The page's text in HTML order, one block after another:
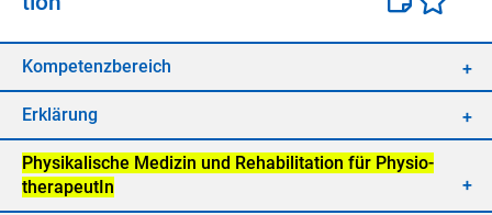
Kom­pe­tenz­be­reich
Er­klä­rung
Phy­si­ka­li­sche Me­di­zin und Re­ha­bi­li­ta­ti­on für Phy­sio­
the­ra­peu­tIn